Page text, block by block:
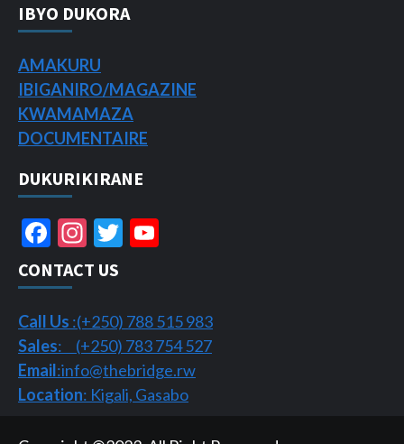
IBYO DUKORA
AMAKURU
IBIGANIRO/MAGAZINE
KWAMAMAZA
DOCUMENTAIRE
DUKURIKIRANE
Facebook
Instagram
Twitter
CONTACT US
Call Us :(+250) 788 515 983
Sales: (+250) 783 754 527
Email:info@thebridge.rw
Location: Kigali, Gasabo